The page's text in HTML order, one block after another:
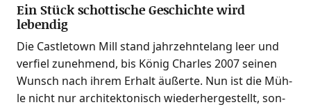
Ein Stück schottische Geschichte wird
lebendig
Die Cast­le­town Mill stand jahr­zehn­te­lang leer und
ver­fiel zuneh­mend, bis König Charles 2007 sei­nen
Wunsch nach ihrem Erhalt äußer­te. Nun ist die Müh­
le nicht nur archi­tek­to­nisch wie­der­her­ge­stellt, son­